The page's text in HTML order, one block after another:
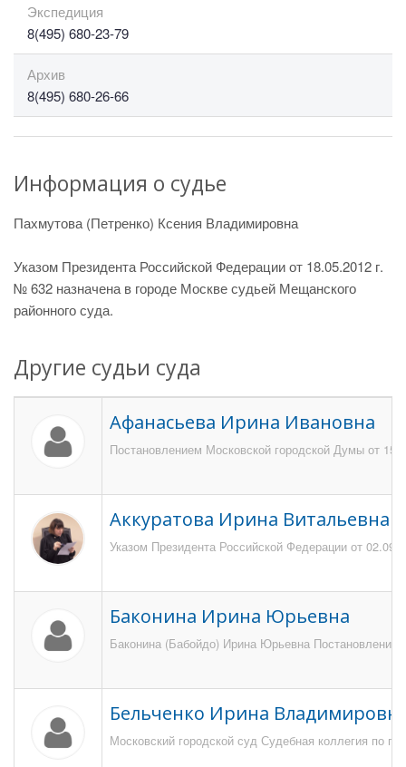
Экспедиция
8(495) 680-23-79
Архив
8(495) 680-26-66
Информация о судье
Пахмутова (Петренко) Ксения Владимировна
Указом Президента Российской Федерации от 18.05.2012 г.
№ 632 назначена в городе Москве судьей Мещанского
районного суда.
Другие судьи суда
Афанасьева Ирина Ивановна
Постановлением Московской городской Думы от 15
Аккуратова Ирина Витальевна
Указом Президента Российской Федерации от
Баконина Ирина Юрьевна
Баконина (Бабойдо) Ирина Юрьевна
Бельченко Ирина
Московский городской суд Судебная коллегия по